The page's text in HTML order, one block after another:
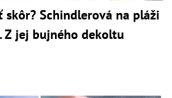
skôr? Schindlerová na pláži
Z jej bujného dekoltu